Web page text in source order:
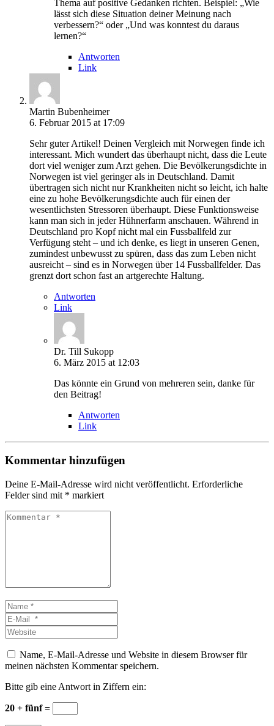
Thema auf positive Gedanken richten. Beispiel: „Wie
lässt sich diese Situation deiner Meinung nach
verbessern?“ oder „Und was konntest du daraus
lernen?“
Antworten
Link
Martin Bubenheimer
6. Februar 2015 at 17:09
Sehr guter Artikel! Deinen Vergleich mit Norwegen finde ich
interessant. Mich wundert das überhaupt nicht, dass die Leute
dort viel weniger zum Arzt gehen. Die Bevölkerungsdichte in
Norwegen ist viel geringer als in Deutschland. Damit
übertragen sich nicht nur Krankheiten nicht so leicht, ich halte
eine zu hohe Bevölkerungsdichte auch für einen der
wesentlichsten Stressoren überhaupt. Diese Funktionsweise
kann man sich in jeder Hühnerfarm anschauen. Während in
Deutschland pro Kopf nicht mal ein Fussballfeld zur
Verfügung steht – und ich denke, es liegt in unseren Genen,
zumindest unbewusst zu spüren, dass das zum Leben nicht
ausreicht – sind es in Norwegen über 14 Fussballfelder. Das
grenzt dort schon fast an artgerechte Haltung.
Antworten
Link
Dr. Till Sukopp
6. März 2015 at 12:03
Das könnte ein Grund von mehreren sein, danke für
den Beitrag!
Antworten
Link
Kommentar hinzufügen
Deine E-Mail-Adresse wird nicht veröffentlicht. Erforderliche
Felder sind mit * markiert
Kommentar
Name
*E-
Mail
*
Website
Name, E-Mail-Adresse und Website in diesem Browser für
meinen nächsten Kommentar speichern.
Bitte gib eine Antwort in Ziffern ein:
20 + fünf =